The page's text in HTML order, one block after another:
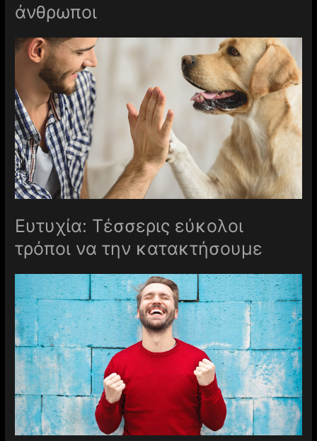
άνθρωποι
Ευτυχία: Τέσσερις εύκολοι
τρόποι να την κατακτήσουμε